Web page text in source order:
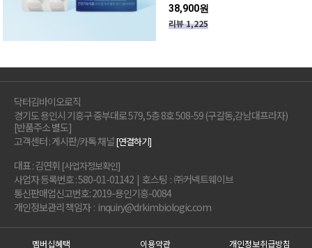
38,900원
리뷰 1,225
닥터김바이오로직
경기도 용인시 기흥구 중부대로 579, 5층 8호 508-59 (구갈동,강남대프라자)
[반품주소 별도]
고객센터 : 게시판/카톡 채널[연결하기]
대표 : 김연휘 [사업자정보확인]
사업자 등록번호 : 580-01-01142 | 호스팅 : ㈜커넥트웨이브
통신판매업신고번호: 2019-용인기흥-0084
개인정보관리 책임자 : inquiry@drkimbiologic.com
멤버십혜택 이용약관 개인정보취급방침